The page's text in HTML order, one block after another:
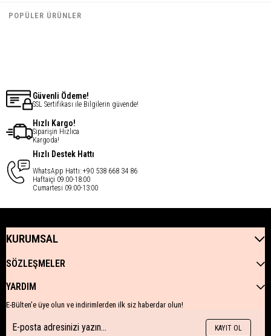
€61,60
Güvenli Ödeme!
SSL Sertifikası ile Bilgilerin güvende!
Hızlı Kargo!
Siparişin Hızlıca
Kargoda!
Hızlı Destek Hattı
WhatsApp Hattı: +90 538 668 34 86
Haftaiçi 09:00-18:00
Cumartesi 09:00-13:00
KURUMSAL
SÖZLEŞMELER
YARDIM
E-Bülten'e üye olun ve indirimlerden ilk siz haberdar olun!
KAYIT OL
POPÜLER ÜRÜNLER